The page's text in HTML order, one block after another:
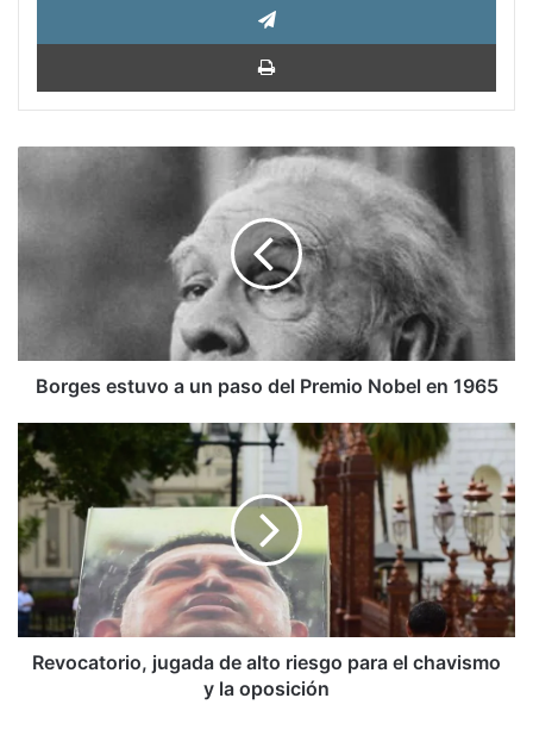
en
1965Borges estuvo a un paso del Premio Nobel en 1965
Revocatorio,
jugada
de
alto
riesgo
para
el
chavismo
y
Revocatorio, jugada de alto riesgo para el chavismo
y la oposición